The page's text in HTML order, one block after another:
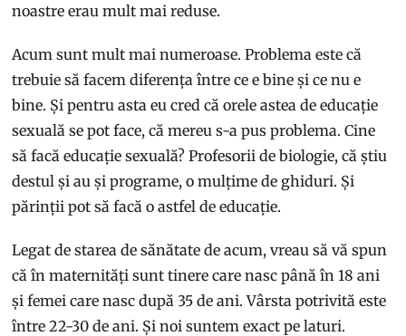
noastre erau mult mai reduse.
Acum sunt mult mai numeroase. Problema este că
trebuie să facem diferența între ce e bine și ce nu e
bine. Și pentru asta eu cred că orele astea de educație
sexuală se pot face, că mereu s-a pus problema. Cine
să facă educație sexuală? Profesorii de biologie, că știu
destul și au și programe, o mulțime de ghiduri. Și
părinții pot să facă o astfel de educație.
Legat de starea de sănătate de acum, vreau să vă spun
că în maternități sunt tinere care nasc până în 18 ani
și femei care nasc după 35 de ani. Vârsta potrivită este
între 22-30 de ani. Și noi suntem exact pe laturi.